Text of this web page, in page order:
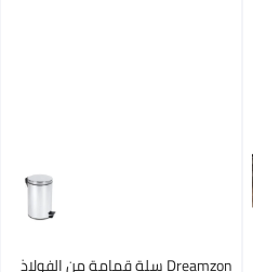
Dreamzon سلة قمامة من الفولاذ